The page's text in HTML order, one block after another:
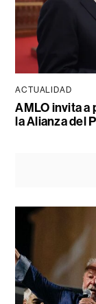
ACTUALIDAD
AMLO invita
la Alianza del